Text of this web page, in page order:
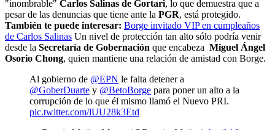
"inombrable" Carlos Salinas de Gortari, lo que demuestra que a
pesar de las denuncias que tiene ante la PGR, está protegido.
También te puede interesar: Borge invitado VIP en cumpleaños
de Carlos Salinas Un nivel de protección tan alto sólo podría venir
desde la Secretaría de Gobernación que encabeza Miguel Ángel
Osorio Chong, quien mantiene una relación de amistad con Borge.
Al gobierno de @EPN le falta detener a
@GoberDuarte y @BetoBorge para poner un alto a la
corrupción de lo que él mismo llamó el Nuevo PRI.
pic.twitter.com/lUU28k3Etd